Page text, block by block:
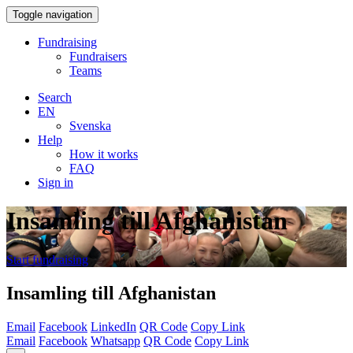
Toggle navigation
Fundraising
Fundraisers
Teams
Search
EN
Svenska
Help
How it works
FAQ
Sign in
Insamling till Afghanistan
Start fundraising
Insamling till Afghanistan
Email Facebook LinkedIn QR Code Copy Link
Email Facebook Whatsapp QR Code Copy Link